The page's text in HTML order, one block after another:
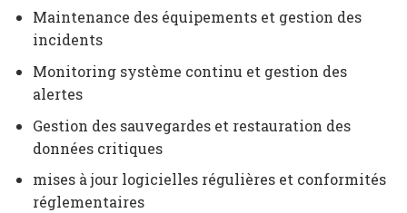
Maintenance des équipements et gestion des
incidents
Monitoring système continu et gestion des
alertes
Gestion des sauvegardes et restauration des
données critiques
mises à jour logicielles régulières et conformités
réglementaires